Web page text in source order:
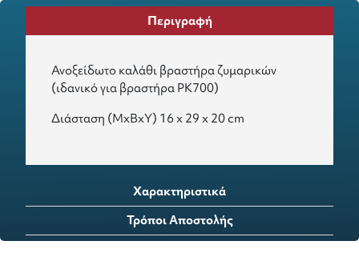
Περιγραφή
Ανοξείδωτο καλάθι βραστήρα ζυμαρικών
(ιδανικό για βραστήρα PK700)
Διάσταση (ΜxΒxΥ) 16 x 29 x 20 cm
Χαρακτηριστικά
Τρόποι Αποστολής